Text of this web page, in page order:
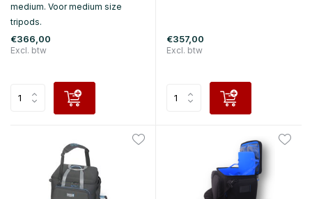
medium. Voor medium size
tripods.
€366,00
Excl. btw
€357,00
Excl. btw